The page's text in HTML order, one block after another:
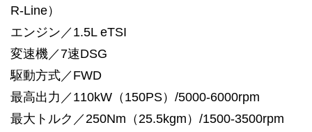
R-Line）
エンジン／1.5L eTSI
変速機／7速DSG
駆動方式／FWD
最高出力／110kW（150PS）/5000-6000rpm
最大トルク／250Nm（25.5kgm）/1500-3500rpm